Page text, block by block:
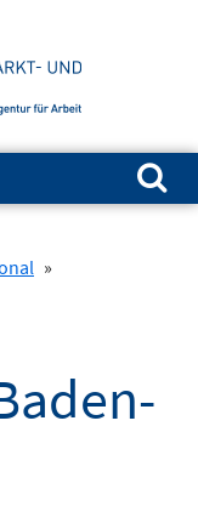
Suchen nach:
»